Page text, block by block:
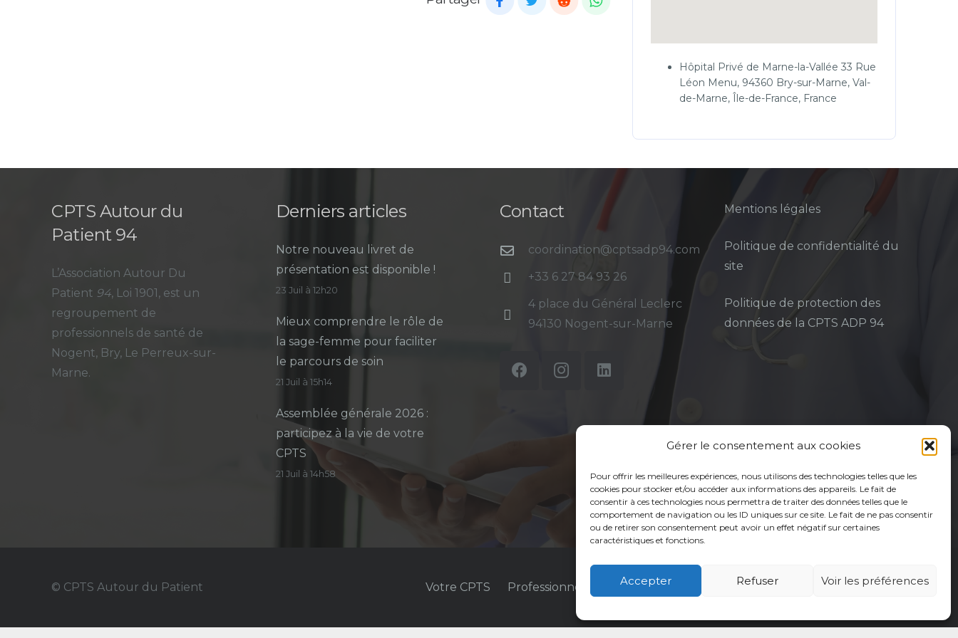
Gérer le consentement aux cookies
Pour offrir les meilleures expériences, nous utilisons des technologies telles que les
cookies pour stocker et/ou accéder aux informations des appareils. Le fait de
consentir à ces technologies nous permettra de traiter des données telles que le
comportement de navigation ou les ID uniques sur ce site. Le fait de ne pas consentir
ou de retirer son consentement peut avoir un effet négatif sur certaines
caractéristiques et fonctions.
Accepter Refuser Voir les préférences
Hôpital Privé de Marne-la-Vallée 33 Rue
Léon Menu, 94360 Bry-sur-Marne, Val-
de-Marne, Île-de-France, France
CPTS Autour du
Patient 94
L’Association Autour Du
Patient 94, Loi 1901, est un
regroupement de
professionnels de santé de
Nogent, Bry, Le Perreux-sur-
Marne.
Derniers articles
Notre nouveau livret de
présentation est disponible !
23 Juil à 12h20
Mieux comprendre le rôle de
la sage-femme pour faciliter
le parcours de soin
21 Juil à 15h14
Assemblée générale 2026 :
participez à la vie de votre
CPTS
21 Juil à 14h58
Contact
coordination@cptsadp94.com
+33 6 27 84 93 26
4 place du Général Leclerc
94130 Nogent-sur-Marne
Mentions légales
Politique de confidentialité du
site
Politique de protection des
données de la CPTS ADP 94
© CPTS Autour du Patient Votre CPTS Professionnels de santé Usagers Actualités Adhérer Contact